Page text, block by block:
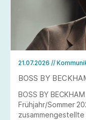
21.07.2026 //
BOSS BY
BOSS BY
Frühjahr/Sommer